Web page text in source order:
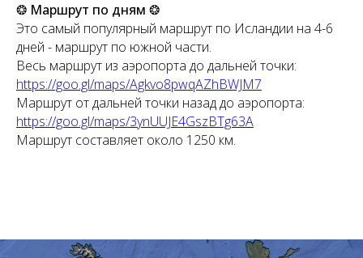
❂ Маршрут по дням ❂
Это самый популярный маршрут по Исландии на 4-6
дней - маршрут по южной части.
Весь маршрут из аэропорта до дальней точки:
https://goo.gl/maps/Agkvo8pwqAZhBWJM7
Маршрут от дальней точки назад до аэропорта:
https://goo.gl/maps/3ynUUJE4GszBTg63A
Маршрут составляет около 1250 км.